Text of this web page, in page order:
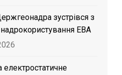
зустрівся з
EBA
електростатичне